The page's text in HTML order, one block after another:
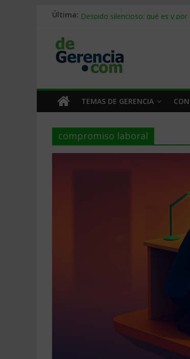
Última: Stablecoins para empresas:
Trabajo forzoso en la cadena
Mercado hispano de EE. UU.:
TEMAS DE GERENCIA
compromiso laboral